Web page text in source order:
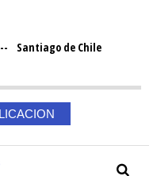
Santiago de Chile